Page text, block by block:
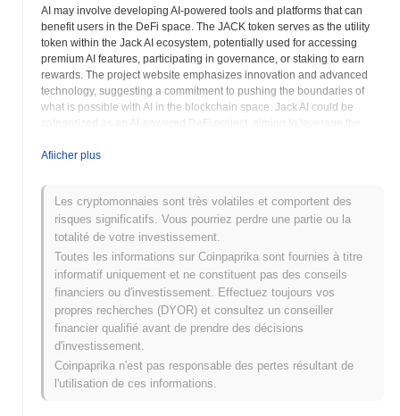
AI may involve developing AI-powered tools and platforms that can
benefit users in the DeFi space. The JACK token serves as the utility
token within the Jack AI ecosystem, potentially used for accessing
premium AI features, participating in governance, or staking to earn
rewards. The project website emphasizes innovation and advanced
technology, suggesting a commitment to pushing the boundaries of
what is possible with AI in the blockchain space. Jack AI could be
categorized as an AI-powered DeFi project, aiming to leverage the
accessibility of decentralized financial services. Prospective users are
associated with investing in cryptocurrency projects, including factors
such as the complexity of AI algorithms and the potential for market
volatility. Investors should carefully evaluate the technical capabilities
and potential use cases of the AI technology before investing in JACK
tokens.
Jack AI (JACK) FAQ – Indicateurs Clés et
Aperçus du Marché
Où puis-je acheter Jack AI (JACK) ?
Jack AI (JACK) est largement disponible sur les plateformes
d'échange de cryptomonnaies centralized and decentralized.
Afiicher plus
Les cryptomonnaies sont très volatiles et comportent des
risques significatifs. Vous pourriez perdre une partie ou la
totalité de votre investissement.
Toutes les informations sur Coinpaprika sont fournies à titre
informatif uniquement et ne constituent pas des conseils
financiers ou d'investissement. Effectuez toujours vos
propres recherches (DYOR) et consultez un conseiller
financier qualifié avant de prendre des décisions
d'investissement.
Coinpaprika n'est pas responsable des pertes résultant de
l'utilisation de ces informations.